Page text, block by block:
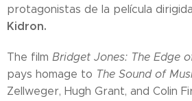
protagonistas de la película
Kidron.
The film Bridget Jones: The Edge
pays homage to The Sound of
Zellweger, Hugh Grant, and Colin